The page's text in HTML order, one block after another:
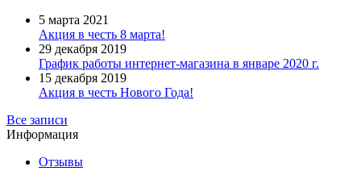
5 марта 2021
Акция в честь 8 марта!
29 декабря 2019
График работы интернет-магазина в январе 2020 г.
15 декабря 2019
Акция в честь Нового Года!
Все записи
Информация
Отзывы